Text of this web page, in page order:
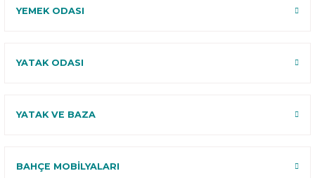
YEMEK ODASI
YATAK ODASI
YATAK VE BAZA
BAHÇE MOBİLYALARI